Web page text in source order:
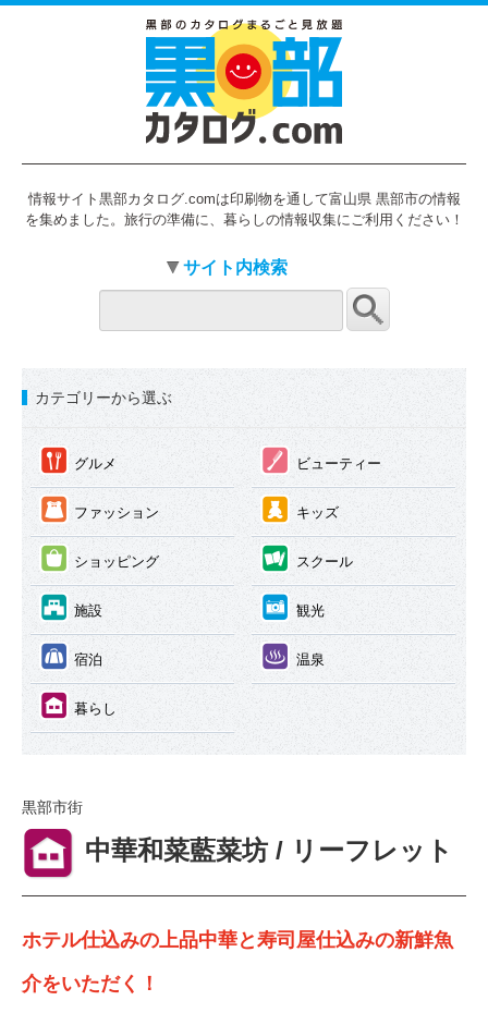
情報サイト黒部カタログ.comは印刷物を通して富山県 黒部市の情報
を集めました。旅行の準備に、暮らしの情報収集にご利用ください！
サイト内検索
カテゴリーから選ぶ
① グルメ ② ビューティー
③ ファッション ④ キッズ
⑤ ショッピング ⑥ スクール
⑦ 施設 ⑧ 観光
⑨ 宿泊 ⑩ 温泉
⑪ 暮らし
黒部市街
⑪ 中華和菜藍菜坊 / リーフレット
ホテル仕込みの上品中華と寿司屋仕込みの新鮮魚
介をいただく！